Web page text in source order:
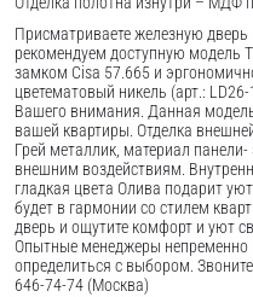
Присматриваете железную
рекомендуем доступную модель
замком Cisa 57.665 и
цветематовый никель (арт.:
Вашего внимания. Данная
вашей квартиры. Отделка
Грей металлик, материал
внешним воздействиям.
гладкая цвета Олива подарит
будет в гармонии со стилем
дверь и ощутите комфорт и уют
Опытные менеджеры непременно
определиться с выбором.
646-74-74 (Москва)